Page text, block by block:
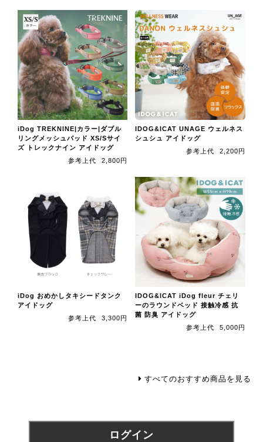
iDog TREKNINE|カラー|ダブル
リングメッシュパッド XS/Sサイ
ズ トレックナイン アイドッグ
参考上代
2,800円
IDOG&ICAT UNAGE ウェルネス
シュシュ アイドッグ
参考上代
2,200円
iDog おめかしタキシードタンク
アイドッグ
参考上代
3,300円
IDOG&ICAT iDog fleur チェリ
ーのラウンドベッド 接触冷感 抗
菌 防臭 アイドッグ
参考上代
5,000円
すべてのおすすめ商品を見る
ログイン